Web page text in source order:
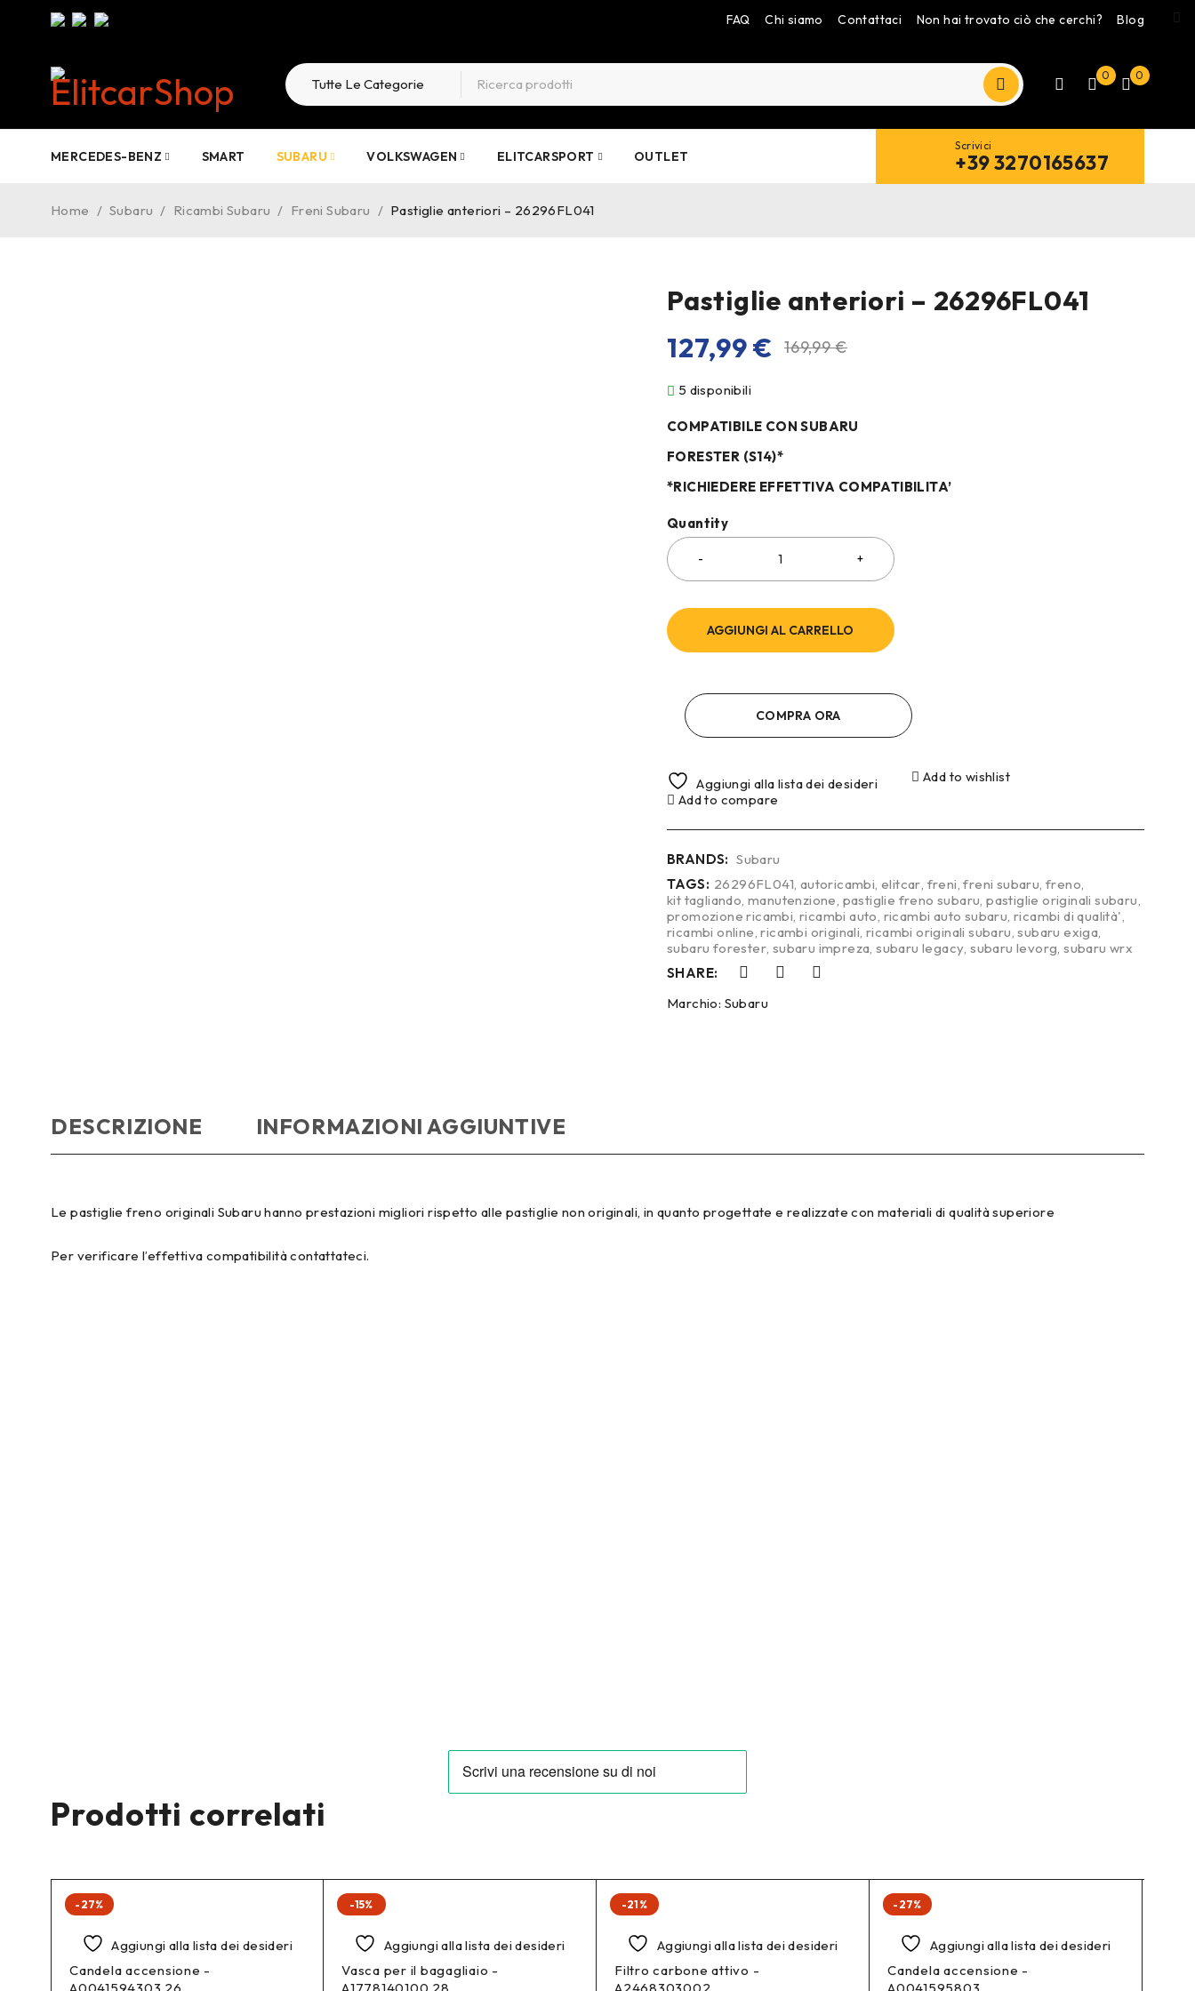
FAQ Chi siamo Contattaci Non hai trovato ciò che cerchi? Blog
0 0
MERCEDES-BENZ SMART SUBARU VOLKSWAGEN ELITCARSPORT OUTLET
Scrivici
+39 3270165637
Home / Subaru / Ricambi Subaru / Freni Subaru / Pastiglie anteriori – 26296FL041
Pastiglie anteriori – 26296FL041
169,99€
127,99€
5 disponibili
COMPATIBILE CON SUBARU
FORESTER (S14)*
*RICHIEDERE EFFETTIVA COMPATIBILITA’
Quantity
AGGIUNGI AL CARRELLO
COMPRA ORA
Aggiungi alla lista dei desideri
Add to wishlist
Add to compare
BRANDS: Subaru
TAGS: 26296FL041, autoricambi,elitcar, freni,freni subaru,freno,
kit tagliando,manutenzione, pastiglie freno subaru,pastiglie originali subaru,
promozione ricambi,ricambi auto, ricambi auto subaru,ricambi di qualità',
ricambi online,ricambi originali,ricambi originali subaru,subaru exiga,
subaru forester, subaru impreza,subaru legacy,subaru levorg,subaru wrx
SHARE:
Marchio: Subaru
DESCRIZIONE INFORMAZIONI AGGIUNTIVE
Le pastiglie freno originali Subaru hanno prestazioni migliori rispetto alle pastiglie non originali, in quanto progettate e realizzate con materiali di qualità superiore
Per verificare l’effettiva compatibilità contattateci.
Prodotti correlati
-27%
Aggiungi alla lista dei desideri
Candela accensione -
A0041594303 26
-15%
Aggiungi alla lista dei desideri
Vasca per il bagagliaio -
A1778140100 28
-21%
Aggiungi alla lista dei desideri
Filtro carbone attivo -
A2468303002
-27%
Aggiungi alla lista dei desideri
Candela accensione -
A0041595803